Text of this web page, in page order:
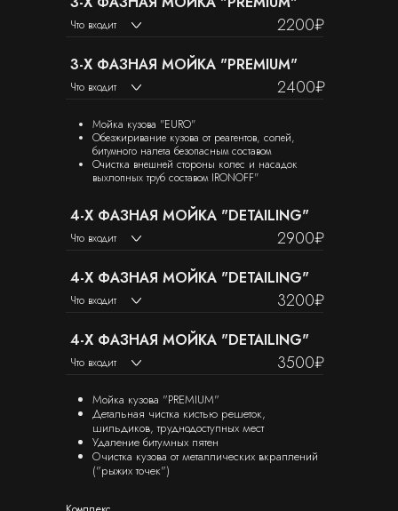
2200₽
Что входит
3-Х ФАЗНАЯ МОЙКА "PREMIUM"
2400₽
Что входит
Мойка кузова "EURO"
Обезжиривание кузова от реагентов, солей,
битумного налета безопасным составом
Очистка внешней стороны колес и насадок
выхлопных труб составом IRONOFF"
4-Х ФАЗНАЯ МОЙКА "DETAILING"
2900₽
Что входит
4-Х ФАЗНАЯ МОЙКА "DETAILING"
3200₽
Что входит
4-Х ФАЗНАЯ МОЙКА "DETAILING"
3500₽
Что входит
Мойка кузова "PREMIUM"
Детальная чистка кистью решеток,
шильдиков, труднодоступных мест
Удаление битумных пятен
Очистка кузова от металлических вкраплений
("рыжих точек")